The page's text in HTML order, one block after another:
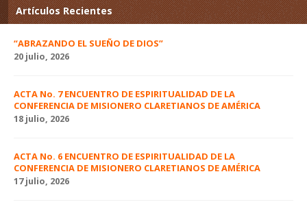
Artículos Recientes
“ABRAZANDO EL SUEÑO DE DIOS”
20 julio, 2026
ACTA No. 7 ENCUENTRO DE ESPIRITUALIDAD DE LA
CONFERENCIA DE MISIONERO CLARETIANOS DE AMÉRICA
18 julio, 2026
ACTA No. 6 ENCUENTRO DE ESPIRITUALIDAD DE LA
CONFERENCIA DE MISIONERO CLARETIANOS DE AMÉRICA
17 julio, 2026